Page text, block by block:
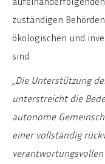
zuständigen
ökologischen und
sind.
„Die Unterstützung
unterstreicht die
autonome
einer vollständig